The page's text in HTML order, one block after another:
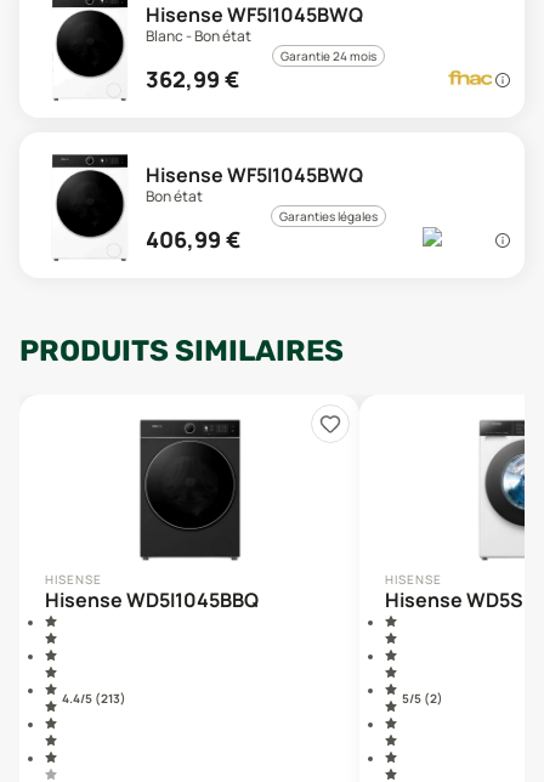
Hisense WF5I1045BWQ
Blanc - Bon état
Garantie 24 mois
362,99 €
Hisense WF5I1045BWQ
Bon état
Garanties légales
406,99 €
PRODUITS SIMILAIRES
HISENSE
Hisense WD5I1045BBQ
4.4/5 (213)
HISENSE
Hisense
5/5 (2)